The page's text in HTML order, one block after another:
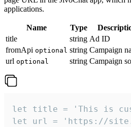
applications.
Name Type
title
string Ad ID
fromApi optional string Campaign
url optional string Campaign
let title = 'This is
let url = 'https://